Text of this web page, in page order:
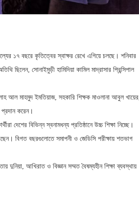
১৭ বছরে কৃতিত্বের স্বাক্ষর রেখে এগিয়ে চলছে। শনিবার
ছিলেন, সোনাইমুড়ী হামিদিয়া কামিল মাদ্রাসার প্রিন্সিপাল
আল মাহমুদ ইমতিয়াজ, সহকারি শিক্ষক মাওলানা আবুল খায়ের,
প্রদান করেন।
দেশের বিভিন্ন স্বনামধন্য প্রতিষ্ঠানে উচ্চ শিক্ষা নিচ্ছে।
বিগত বছরগুলোতে সমাপনী ও জেডিসি পরীক্ষায় শতভাগ
দুনিয়া, আখিরাত ও বিজ্ঞান সম্মত বৈষম্যহীন শিক্ষা ব্যবস্থায়